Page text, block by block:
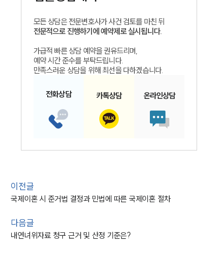
모든 상담은 전문변호사가 사건 검토를 마친 뒤
전문적으로 진행하기에 예약제로 실시됩니다.
가급적 빠른 상담 예약을 권유드리며,
예약 시간 준수를 부탁드립니다.
만족스러운 상담을 위해 최선을 다하겠습니다.
전화상담 카톡상담 온라인상담
이전글
국제이혼 시 준거법 결정과 민법에 따른 국제이혼 절차
다음글
내연녀위자료 청구 근거 및 산정 기준은?